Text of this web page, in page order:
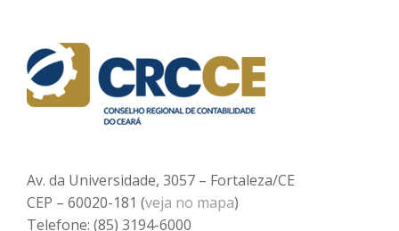
Av. da Universidade, 3057 – Fortaleza/CE
CEP – 60020-181 (veja no mapa)
Telefone: (85) 3194-6000